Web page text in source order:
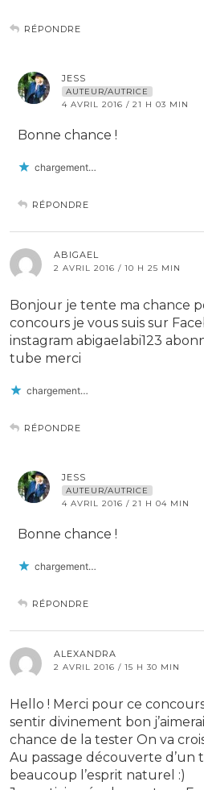
RÉPONDRE
JESS
AUTEUR/AUTRICE
4 AVRIL 2016 / 21 H 03 MIN
Bonne chance !
chargement…
RÉPONDRE
ABIGAEL
2 AVRIL 2016 / 10 H 25 MIN
Bonjour je tente ma chance
concours je vous suis sur
instagram abigaelabi123
tube merci
chargement…
RÉPONDRE
JESS
AUTEUR/AUTRICE
4 AVRIL 2016 / 21 H 04 MIN
Bonne chance !
chargement…
RÉPONDRE
ALEXANDRA
2 AVRIL 2016 / 15 H 30 MIN
Hello ! Merci pour ce
sentir divinement bon
chance de la tester On va
Au passage découverte d’un
beaucoup l’esprit naturel :)